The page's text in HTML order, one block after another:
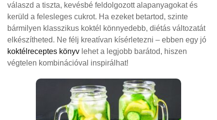
válaszd a tiszta, kevésbé feldolgozott alapanyagokat és
kerüld a felesleges cukrot. Ha ezeket betartod, szinte
bármilyen klasszikus koktél könnyedebb, diétás változatát
elkészítheted. Ne félj kreatívan kísérletezni – ebben egy jó
koktélreceptes könyv lehet a legjobb barátod, hiszen
végtelen kombinációval inspirálhat!